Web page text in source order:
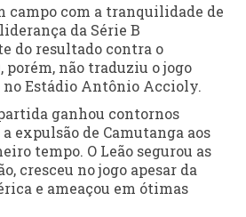
campo com a tranquilidade de
da Série B
do resultado contra o
porém, não traduziu o jogo
no Estádio Antônio Accioly.
ganhou contornos
expulsão de Camutanga aos
tempo. O Leão segurou as
cresceu no jogo apesar da
e ameaçou em ótimas